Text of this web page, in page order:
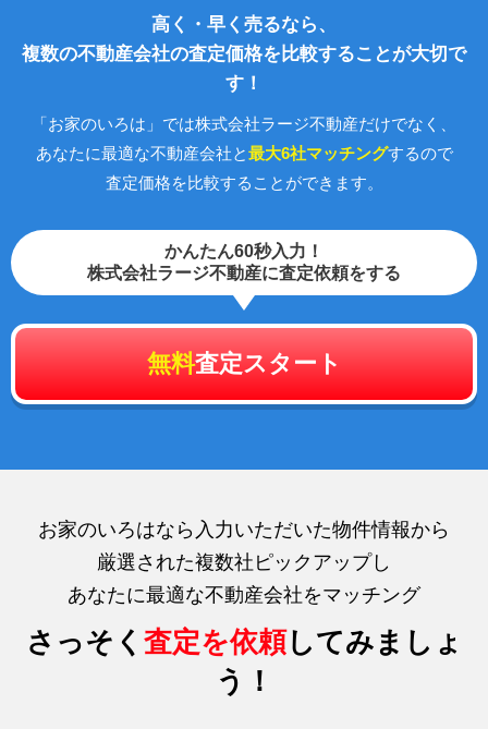
高く・早く売るなら、
複数の不動産会社の査定価格を比較することが大切で
す！
「お家のいろは」では株式会社ラージ不動産だけでなく、
あなたに最適な不動産会社と最大6社マッチングするので
査定価格を比較することができます。
かんたん60秒入力！
株式会社ラージ不動産に査定依頼をする
無料査定スタート
お家のいろはなら入力いただいた物件情報から
厳選された複数社ピックアップし
あなたに最適な不動産会社をマッチング
さっそく 査定を依頼してみましょ
う！